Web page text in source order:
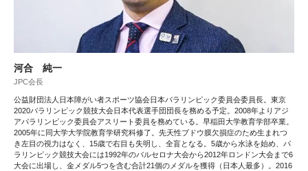
河合 純一
JPC会長
公益財団法人日本障がい者スポーツ協会日本パラリンピック委員会委員長。東京
2020パラリンピック競技大会日本代表選手団団長を務める予定。2008年よりアジ
アパラリンピック委員会アスリート委員を務めている。早稲田大学教育学部卒業。
2005年に同大学大学院教育学研究科修了。先天性ブドウ膜欠損症のため生まれつ
き左目の視力はなく、15歳で右目も失明し、全盲となる。5歳から水泳を始め、パ
ラリンピック競技大会には1992年のバルセロナ大会から2012年ロンドン大会まで6
大会に出場し、金メダル5つを含む合計21個のメダルを獲得（日本人最多）。2016